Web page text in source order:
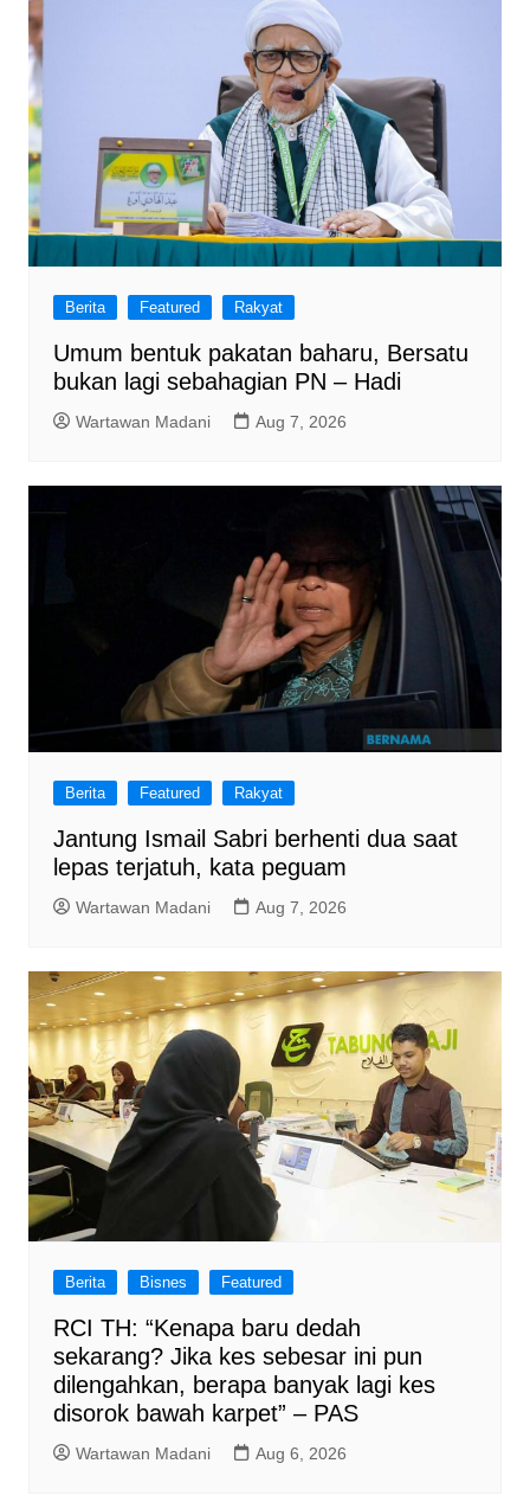
Berita Featured Rakyat
Umum bentuk pakatan baharu, Bersatu
bukan lagi sebahagian PN – Hadi
Wartawan Madani Aug 7, 2026
Berita Featured Rakyat
Jantung Ismail Sabri berhenti dua saat
lepas terjatuh, kata peguam
Wartawan Madani Aug 7, 2026
Berita Bisnes Featured
RCI TH: “Kenapa baru dedah
sekarang? Jika kes sebesar ini pun
dilengahkan, berapa banyak lagi kes
disorok bawah karpet” – PAS
Wartawan Madani Aug 6, 2026